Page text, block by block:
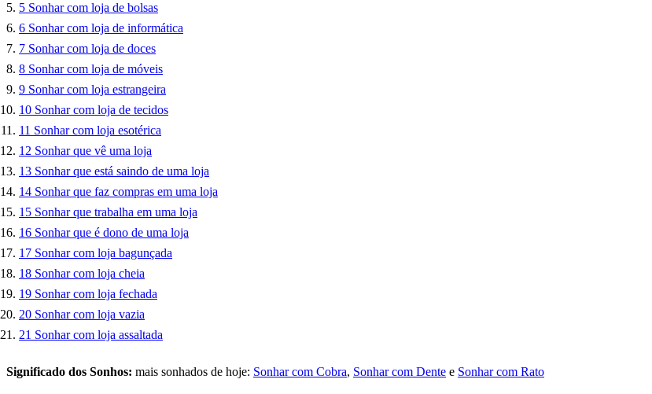
5 Sonhar com loja de bolsas
6 Sonhar com loja de informática
7 Sonhar com loja de doces
8 Sonhar com loja de móveis
9 Sonhar com loja estrangeira
10 Sonhar com loja de tecidos
11 Sonhar com loja esotérica
12 Sonhar que vê uma loja
13 Sonhar que está saindo de uma loja
14 Sonhar que faz compras em uma loja
15 Sonhar que trabalha em uma loja
16 Sonhar que é dono de uma loja
17 Sonhar com loja bagunçada
18 Sonhar com loja cheia
19 Sonhar com loja fechada
20 Sonhar com loja vazia
21 Sonhar com loja assaltada
Significado dos Sonhos: mais sonhados de hoje: Sonhar com Cobra, Sonhar com Dente e Sonhar com Rato